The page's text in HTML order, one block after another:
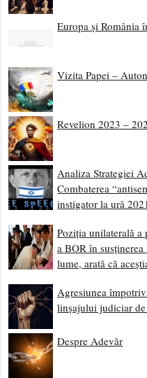
Europa și România
Vizita Papei –
Revelion 2023 –
Analiza Strategiei
Combaterea
instigator la ură
Poziția unilaterală
a BOR în
lume, arată că
Agresiunea
linșajului judiciar
Despre Adevăr